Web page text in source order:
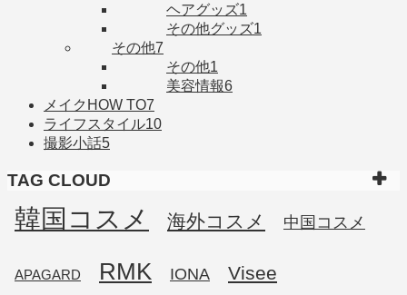
ヘアグッズ1
その他グッズ1
その他7
その他1
美容情報6
メイクHOW TO7
ライフスタイル10
撮影小話5
TAG CLOUD
韓国コスメ 海外コスメ 中国コスメ
APAGARD RMK IONA Visee